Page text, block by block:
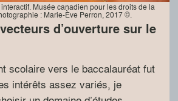
Musée canadien pour les droits de la
: Marie-Ève Perron, 2017 ©.
d’ouverture sur le
scolaire vers le baccalauréat fut
intérêts assez variés, je